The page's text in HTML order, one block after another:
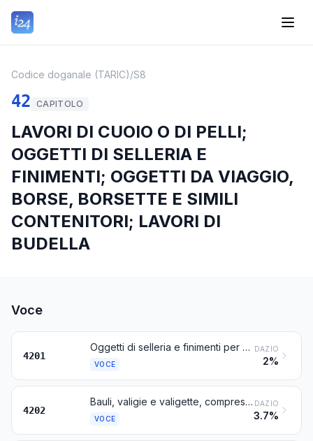
Codice doganale (TARIC)/S8
42 CAPITOLO
LAVORI DI CUOIO O DI PELLI;
OGGETTI DI SELLERIA E
FINIMENTI; OGGETTI DA VIAGGIO,
BORSE, BORSETTE E SIMILI
CONTENITORI; LAVORI DI
BUDELLA
Voce
4201
Oggetti di selleria e finimenti per qualunque animale (compresi le tirelle, guinzagli, ginocchielli, museruole, sottoselle, bisacce o fonde, mantelline per cani e oggetti simili), di qualsiasi materia
VOCE
DAZIO
2%
4202
Bauli, valigie e valigette, compresi i bauletti per oggetti di toletta e le valigette portadocumenti, borse portacarte, cartelle, astucci o custodie per occhiali, binocoli, apparecchi fotografici, cineprese, strumenti musicali o armi e simili contenitori; sacche da viaggio, borse isolanti per prodotti alimentari e bevande, borse per oggetti di toletta, sacchi a spalla, borsette, sacche per provviste, portafogli, portamonete, portacarte, portasigarette, borse da tabacco, borse per utensili, sacche per articoli sportivi, astucci per boccette o gioielli, scatole per cipria, astucci o scrigni per oggetti di oreficeria e contenitori simili, di cuoio o di pelli naturali o ricostituiti, di materie plastiche in fogli, di materie tessili, di fibra vulcanizzata o di cartone, oppure ricoperti totalmente o prevalentemente di dette materie o di carta
VOCE
DAZIO
3.7%